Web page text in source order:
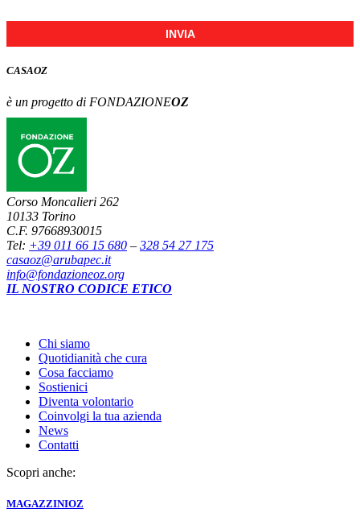
INVIA
CASAOZ
è un progetto di FONDAZIONEOZ
Corso Moncalieri 262
10133 Torino
C.F. 97668930015
Tel: +39 011 66 15 680 – 328 54 27 175
casaoz@arubapec.it
info@fondazioneoz.org
IL NOSTRO CODICE ETICO
Chi siamo
Quotidianità che cura
Cosa facciamo
Sostienici
Diventa volontario
Coinvolgi la tua azienda
News
Contatti
Scopri anche:
MAGAZZINIOZ